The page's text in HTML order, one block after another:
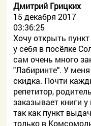
Дмитрий Грицких
15 декабря 2017
03:36:25
Хочу открыть
у себя в посёлке
сам очень много
"Лабиринте". У
скидка. Почти
репетитор,
заказывает книги
так как пункт
только в